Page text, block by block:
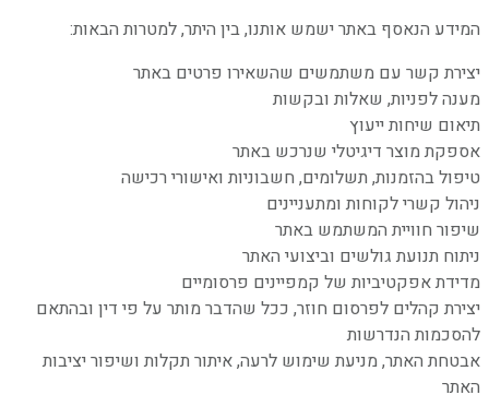
המידע הנאסף באתר ישמש אותנו, בין היתר, למטרות הבאות:
יצירת קשר עם משתמשים שהשאירו פרטים באתר
מענה לפניות, שאלות ובקשות
תיאום שיחות ייעוץ
אספקת מוצר דיגיטלי שנרכש באתר
טיפול בהזמנות, תשלומים, חשבוניות ואישורי רכישה
ניהול קשרי לקוחות ומתעניינים
שיפור חוויית המשתמש באתר
ניתוח תנועת גולשים וביצועי האתר
מדידת אפקטיביות של קמפיינים פרסומיים
יצירת קהלים לפרסום חוזר, ככל שהדבר מותר על פי דין ובהתאם
להסכמות הנדרשות
אבטחת האתר, מניעת שימוש לרעה, איתור תקלות ושיפור יציבות
האתר